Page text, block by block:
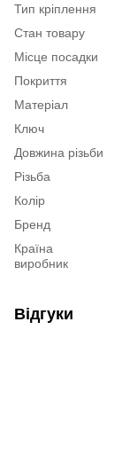
Тип кріплення
Стан товару
Місце посадки
Покриття
Матеріал
Ключ
Довжина різьби
Різьба
Колір
Бренд
Країна
виробник
Відгуки